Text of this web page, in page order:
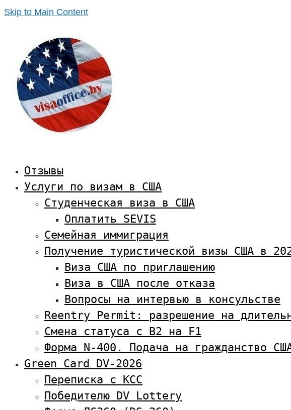
Skip to Main Content
Отзывы
Услуги по визам в США
Студенческая виза в США
Оплатить SEVIS
Семейная иммиграция
Получение туристической визы США в
Виза США по приглашению
Виза в США после отказа
Вопросы на интервью в консульстве
Reentry Permit: разрешение на
Смена статуса с В2 на F1
Форма N-400. Подача на гражданство
Green Card DV-2026
Переписка с KCC
Победителю DV Lottery